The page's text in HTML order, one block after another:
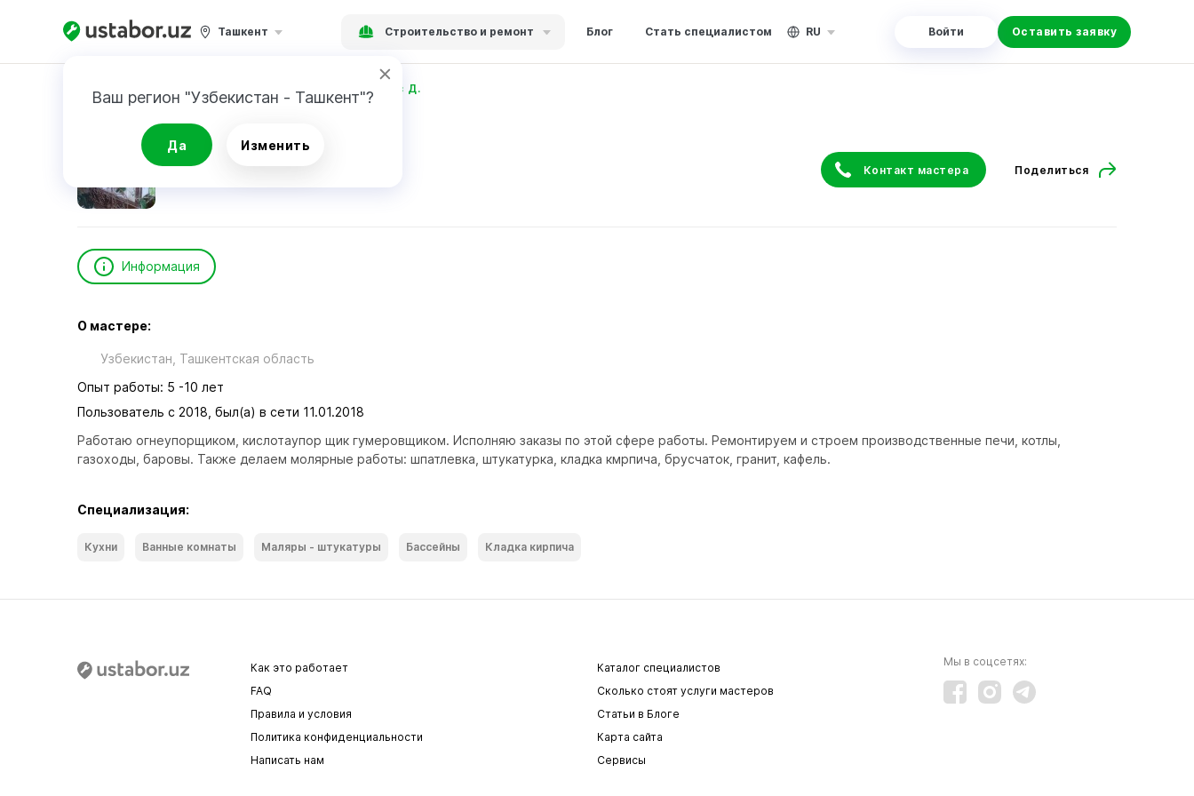
Ташкент Строительство и ремонт Блог Стать специалистом RU Войти Оставить заявку
Ваш регион "Узбекистан - Ташкент"?
Да Изменить
Главная Строительство и ремонт Муратов Д.
Муратов Д.
Контакт мастера Поделиться
Информация
О мастере:
Узбекистан, Ташкентская область
Опыт работы: 5 -10 лет
Пользователь с 2018, был(а) в сети 11.01.2018
Работаю огнеупорщиком, кислотаупор щик гумеровщиком. Исполняю заказы по этой сфере работы. Ремонтируем и строем производственные печи, котлы,
газоходы, баровы. Также делаем молярные работы: шпатлевка, штукатурка, кладка кмрпича, брусчаток, гранит, кафель.
Специализация:
Кухни Ванные комнаты Маляры - штукатуры Бассейны Кладка кирпича
Как это работает
Каталог специалистов
FAQ
Сколько стоят услуги мастеров
Правила и условия
Статьи в Блоге
Политика конфиденциальности
Карта сайта
Написать нам
Сервисы
Мы в соцсетях: